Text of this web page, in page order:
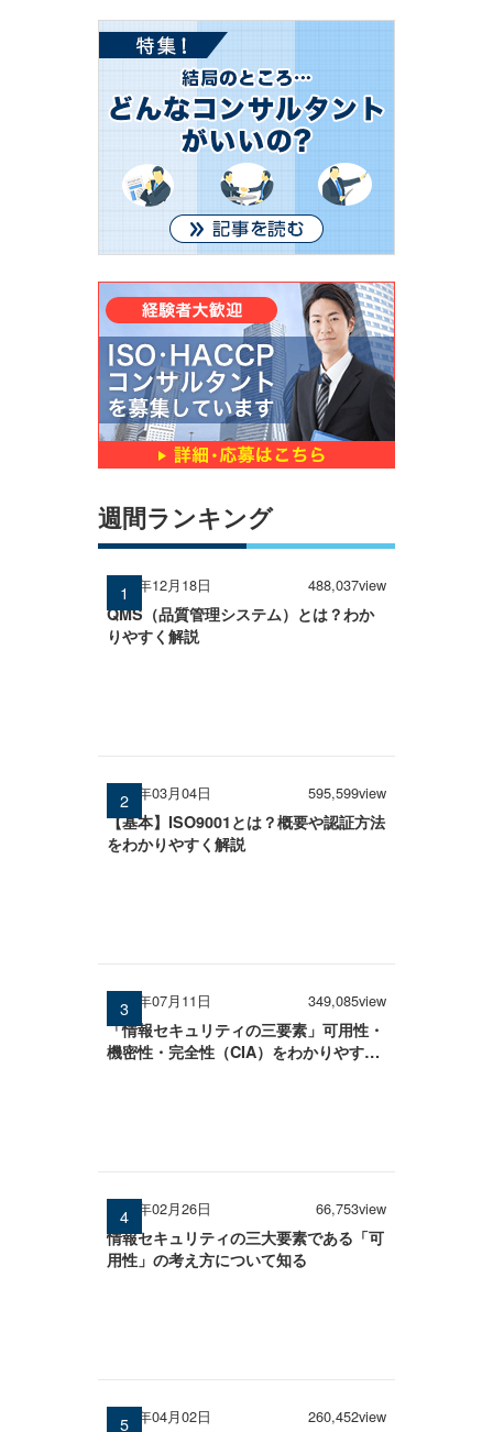
週間ランキング
2024年12月18日 488,037view
QMS（品質管理システム）とは？わか
りやすく解説
2026年03月04日 595,599view
【基本】ISO9001とは？概要や認証方法
をわかりやすく解説
2025年07月11日 349,085view
「情報セキュリティの三要素」可用性・
機密性・完全性（CIA）をわかりやすく
2026年02月26日 66,753view
情報セキュリティの三大要素である「可
用性」の考え方について知る
2026年04月02日 260,452view